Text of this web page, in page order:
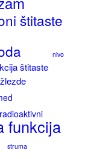
štitaste
nivo
štitaste
radioaktivni
funkcija
struma